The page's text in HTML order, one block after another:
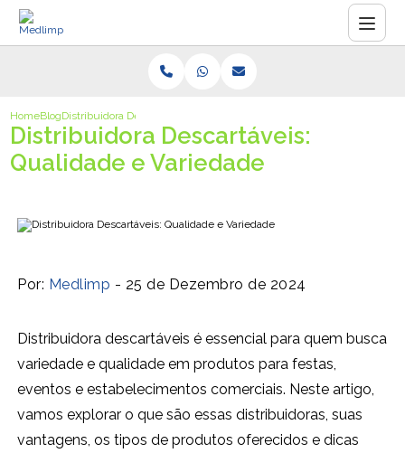
HomeBlogDistribuidora Descartáveis: Qualidade e Variedade
Distribuidora Descartáveis:
Qualidade e Variedade
Por: Medlimp - 25 de Dezembro de 2024
Distribuidora descartáveis é essencial para quem busca
variedade e qualidade em produtos para festas,
eventos e estabelecimentos comerciais. Neste artigo,
vamos explorar o que são essas distribuidoras, suas
vantagens, os tipos de produtos oferecidos e dicas